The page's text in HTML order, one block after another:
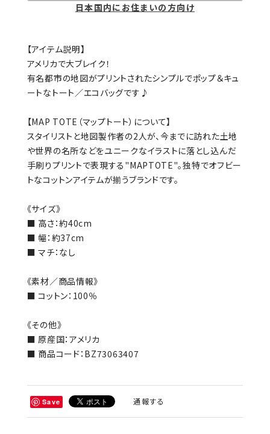
日本国内にお住まいの方向け
【アイテム説明】
アメリカで大ブレイク！
有名都市の地図がプリントされたシンプルでポップ＆キュ
ートなトート／エコバッグです♪
【MAP TOTE（マップトート）について】
スタイリストと地図製作者の2人が、今までに訪れた土地
や世界の名所などをユニークなイラストに落とし込んだ
手刷りプリントで表現する"MAPTOTE"。独特でオフビー
トなコットンアイテムが揃うブランドです。
《サイズ》
■ 高さ：約40cm
■ 幅：約37cm
■ マチ：なし
《素材／商品情報》
■ コットン：100％
《その他》
■ 原産国：アメリカ
■ 商品コード：BZ73063407
Save 通報する